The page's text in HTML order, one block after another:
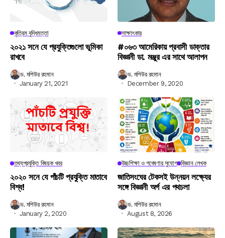
কৃত্রিম বুদ্ধিমত্তা
২০২১ সনে যে প্রযুক্তিগুলো ভূমিকা
রাখবে
ড. মশিউর রহমান
January 21, 2021
সাক্ষাৎকার
#০৬৩ আমেরিকায় প্রবাসী ডাক্তার
বিজ্ঞানী ডা. মঞ্জুর এর সাথে আলাপন
ড. মশিউর রহমান
December 9, 2020
তথ্যপ্রযুক্তি বিষয়ক খবর
২০২০ সনে যে পাঁচটি প্রযুক্তি মাতাবে
বিশ্ব!
ড. মশিউর রহমান
January 2, 2020
উচ্চশিক্ষা ও গবেষণার সুযোগ বিজ্ঞান লেখক
জাতিসংঘের টেকসই উন্নয়ন লক্ষ্যের
সঙ্গে বিজ্ঞানী অর্গ এর পথচলা
ড. মশিউর রহমান
August 8, 2026